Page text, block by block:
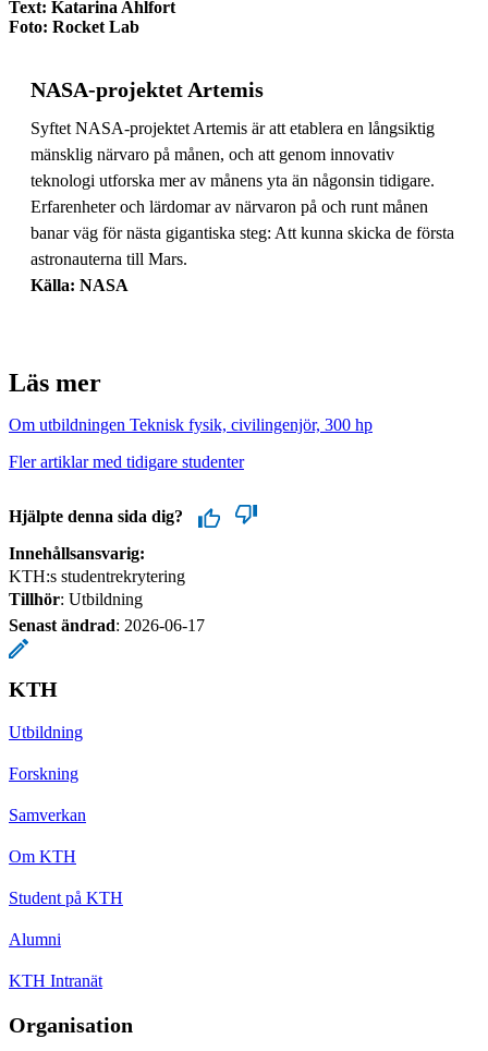
Text: Katarina Ahlfort
Foto: Rocket Lab
NASA-projektet Artemis
Syftet NASA-projektet Artemis är att etablera en långsiktig
mänsklig närvaro på månen, och att genom innovativ
teknologi utforska mer av månens yta än någonsin tidigare.
Erfarenheter och lärdomar av närvaron på och runt månen
banar väg för nästa gigantiska steg: Att kunna skicka de första
astronauterna till Mars.
Källa: NASA
Läs mer
Om utbildningen Teknisk fysik, civilingenjör, 300 hp
Fler artiklar med tidigare studenter
Hjälpte denna sida dig?
Innehållsansvarig:
KTH:s studentrekrytering
Tillhör: Utbildning
Senast ändrad: 2026-06-17
KTH
Utbildning
Forskning
Samverkan
Om KTH
Student på KTH
Alumni
KTH Intranät
Organisation